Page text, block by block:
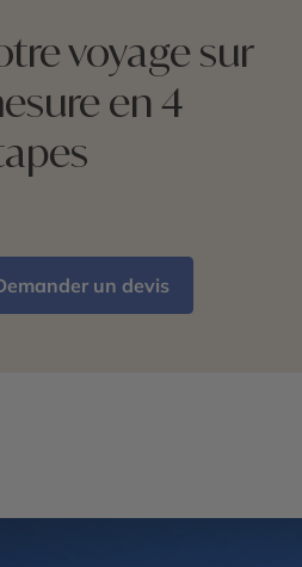
voyage sur
en 4
un devis